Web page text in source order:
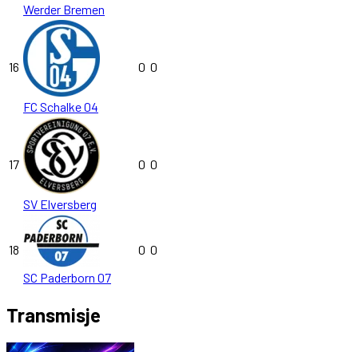
Werder Bremen
16
FC Schalke 04
0 0
17
SV Elversberg
0 0
18
SC Paderborn 07
0 0
Transmisje